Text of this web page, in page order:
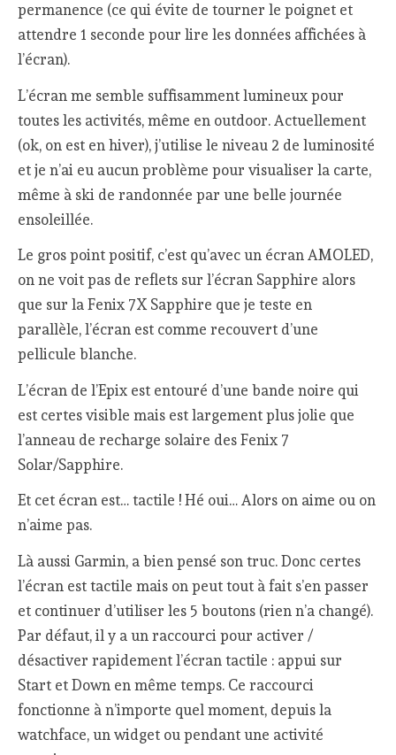
permanence (ce qui évite de tourner le poignet et
attendre 1 seconde pour lire les données affichées à
l’écran).
L’écran me semble suffisamment lumineux pour
toutes les activités, même en outdoor. Actuellement
(ok, on est en hiver), j’utilise le niveau 2 de luminosité
et je n’ai eu aucun problème pour visualiser la carte,
même à ski de randonnée par une belle journée
ensoleillée.
Le gros point positif, c’est qu’avec un écran AMOLED,
on ne voit pas de reflets sur l’écran Sapphire alors
que sur la Fenix 7X Sapphire que je teste en
parallèle, l’écran est comme recouvert d’une
pellicule blanche.
L’écran de l’Epix est entouré d’une bande noire qui
est certes visible mais est largement plus jolie que
l’anneau de recharge solaire des Fenix 7
Solar/Sapphire.
Et cet écran est… tactile ! Hé oui… Alors on aime ou on
n’aime pas.
Là aussi Garmin, a bien pensé son truc. Donc certes
l’écran est tactile mais on peut tout à fait s’en passer
et continuer d’utiliser les 5 boutons (rien n’a changé).
Par défaut, il y a un raccourci pour activer /
désactiver rapidement l’écran tactile : appui sur
Start et Down en même temps. Ce raccourci
fonctionne à n’importe quel moment, depuis la
watchface, un widget ou pendant une activité